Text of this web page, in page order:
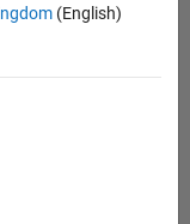
(English)